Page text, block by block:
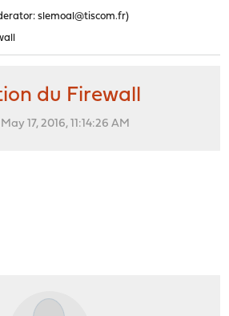
slemoal@tiscom.fr)
du Firewall
17, 2016, 11:14:26 AM